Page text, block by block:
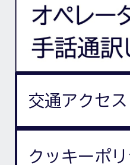
交通アクセス
クッキーポ